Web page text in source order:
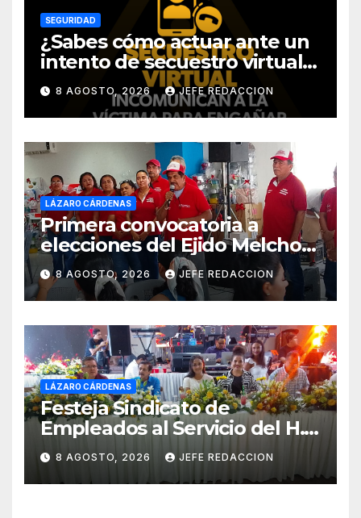
SEGURIDAD
¿Sabes cómo actuar ante un
intento de secuestro virtual?
La SSP te guía para evitarlo
8 AGOSTO, 2026 JEFE REDACCION
LÁZARO CÁRDENAS
Primera convocatoria a
elecciones del Ejido Melchor
Ocampo en Lázaro Cárdenas
el domingo
8 AGOSTO, 2026 JEFE REDACCION
LÁZARO CÁRDENAS
Festeja Sindicato de
Empleados al Servicio del H.
Ayuntamiento de LZC Día del
Empleado Municipal
8 AGOSTO, 2026 JEFE REDACCION